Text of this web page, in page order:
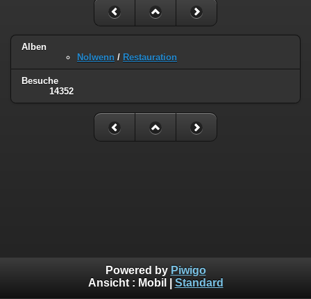
Alben
Nolwenn / Restauration
Besuche
14352
Powered by Piwigo
Ansicht : Mobil Standard